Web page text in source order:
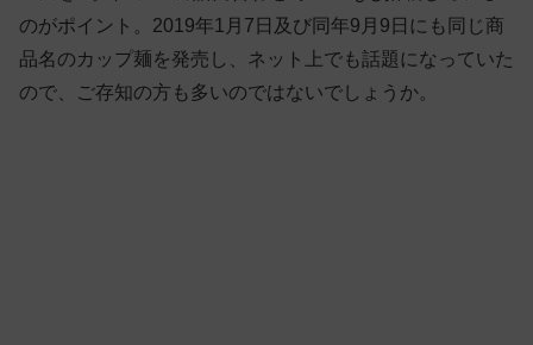
のがポイント。2019年1月7日及び同年9月9日にも同じ商
品名のカップ麺を発売し、ネット上でも話題になっていた
ので、ご存知の方も多いのではないでしょうか。